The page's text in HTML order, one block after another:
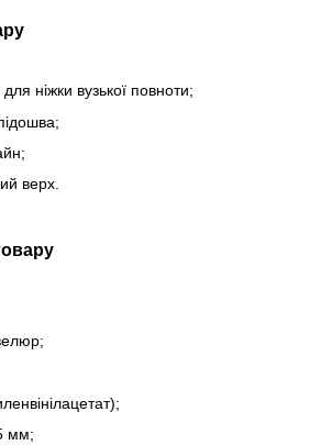
ніжки вузької повноти;
верх.
мм;